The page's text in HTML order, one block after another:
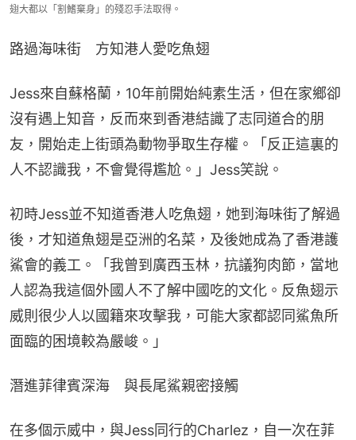
翅大都以「割鰭棄身」的殘忍手法取得。
路過海味街　方知港人愛吃魚翅
Jess來自蘇格蘭，10年前開始純素生活，但在家鄉卻
沒有遇上知音，反而來到香港結識了志同道合的朋
友，開始走上街頭為動物爭取生存權。「反正這裏的
人不認識我，不會覺得尷尬。」Jess笑說。
初時Jess並不知道香港人吃魚翅，她到海味街了解過
後，才知道魚翅是亞洲的名菜，及後她成為了香港護
鯊會的義工。「我曾到廣西玉林，抗議狗肉節，當地
人認為我這個外國人不了解中國吃的文化。反魚翅示
威則很少人以國籍來攻擊我，可能大家都認同鯊魚所
面臨的困境較為嚴峻。」
潛進菲律賓深海　與長尾鯊親密接觸
在多個示威中，與Jess同行的Charlez，自一次在菲